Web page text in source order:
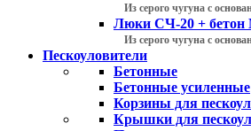
Из серого чугуна с
Люки СЧ-20 + бетон
Из серого чугуна с
Пескоуловители
Бетонные
Бетонные усиленные
Корзины для
Крышки для